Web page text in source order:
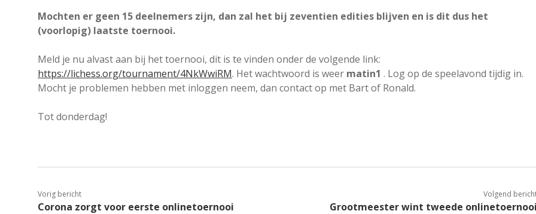
Mochten er geen 15 deelnemers zijn, dan zal het bij zeventien edities blijven en is dit dus het
(voorlopig) laatste toernooi.
Meld je nu alvast aan bij het toernooi, dit is te vinden onder de volgende link:
https://lichess.org/tournament/4NkWwiRM. Het wachtwoord is weer matin1 . Log op de speelavond tijdig in.
Mocht je problemen hebben met inloggen neem, dan contact op met Bart of Ronald.
Tot donderdag!
Vorig bericht
Corona zorgt voor eerste onlinetoernooi
Volgend
Grootmeester wint tweede onlinetoernooi